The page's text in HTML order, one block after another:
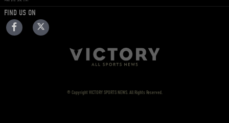
FIND US ON
© Copyright VICTORY SPORTS NEWS. All Rights Reserved.